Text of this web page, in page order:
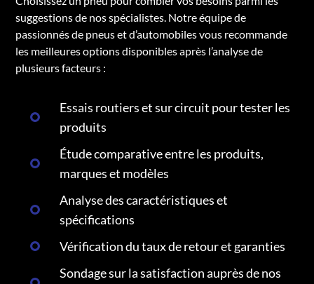
suggestions de nos spécialistes. Notre équipe de
passionnés de pneus et d’automobiles vous recommande
les meilleures options disponibles après l’analyse de
plusieurs facteurs :
Essais routiers et sur circuit pour tester les
produits
Étude comparative entre les produits,
marques et modèles
Analyse des caractéristiques et
spécifications
Vérification du taux de retour et garanties
Sondage sur la satisfaction auprès de nos